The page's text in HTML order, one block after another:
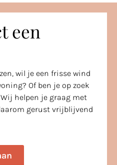
een
wil je een frisse wind
Of ben je op zoek
helpen je graag met
gerust vrijblijvend